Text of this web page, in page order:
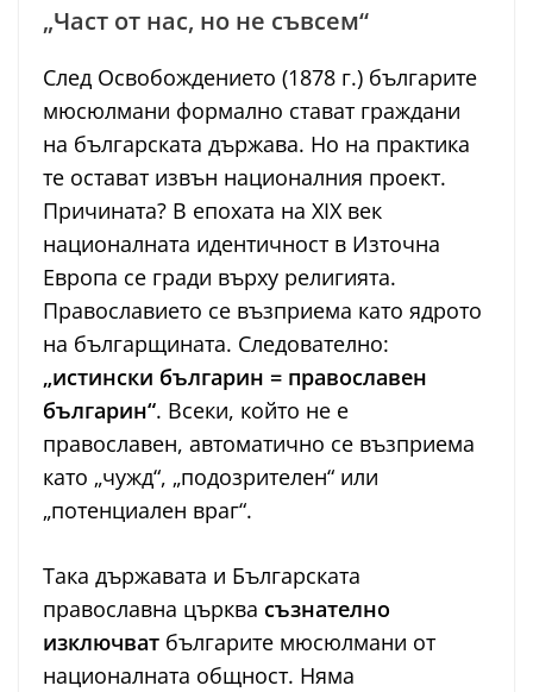
„Част от нас, но не съвсем“
След Освобождението (1878 г.) българите
мюсюлмани формално стават граждани
на българската държава. Но на практика
те остават извън националния проект.
Причината? В епохата на XIX век
националната идентичност в Източна
Европа се гради върху религията.
Православието се възприема като ядрото
на българщината. Следователно:
„истински българин = православен
българин“. Всеки, който не е
православен, автоматично се възприема
като „чужд“, „подозрителен“ или
„потенциален враг“.
Така държавата и Българската
православна църква съзнателно
изключват българите мюсюлмани от
националната общност. Няма